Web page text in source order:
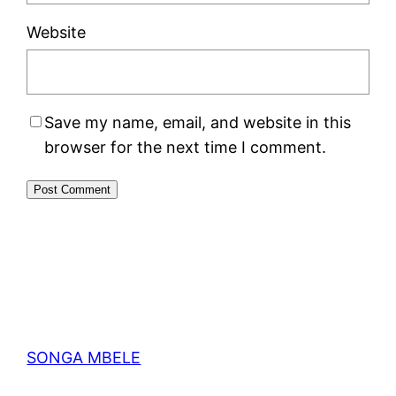
Website
Save my name, email, and website in this
browser for the next time I comment.
SONGA MBELE